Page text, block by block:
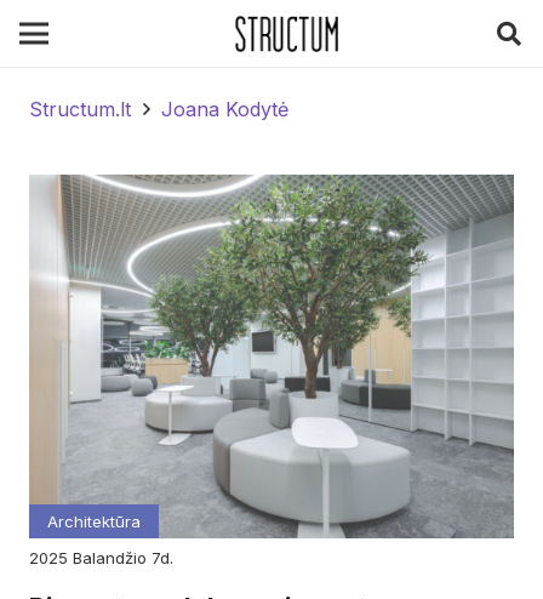
Structum.lt Joana Kodytė
Architektūra
2025
balandžio 7d.